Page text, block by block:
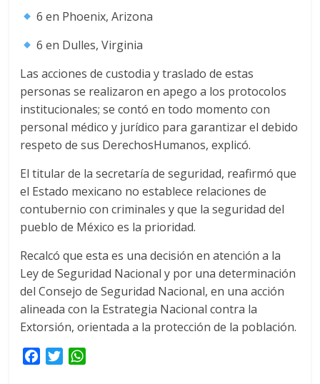
6 en Phoenix, Arizona
6 en Dulles, Virginia
Las acciones de custodia y traslado de estas
personas se realizaron en apego a los protocolos
institucionales; se contó en todo momento con
personal médico y jurídico para garantizar el debido
respeto de sus DerechosHumanos, explicó.
El titular de la secretaría de seguridad, reafirmó que
el Estado mexicano no establece relaciones de
contubernio con criminales y que la seguridad del
pueblo de México es la prioridad.
Recalcó que esta es una decisión en atención a la
Ley de Seguridad Nacional y por una determinación
del Consejo de Seguridad Nacional, en una acción
alineada con la Estrategia Nacional contra la
Extorsión, orientada a la protección de la población.
T